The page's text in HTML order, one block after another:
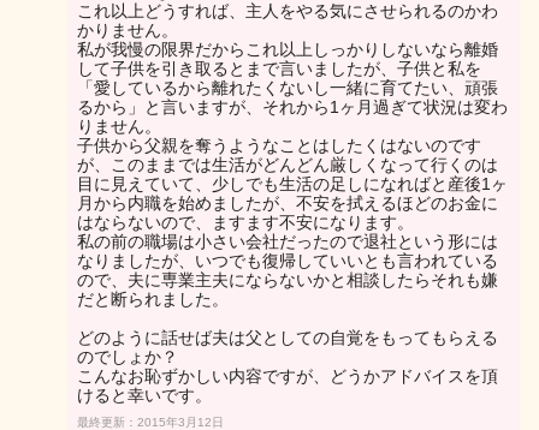
これ以上どうすれば、主人をやる気にさせられるのかわ
かりません。
私が我慢の限界だからこれ以上しっかりしないなら離婚
して子供を引き取るとまで言いましたが、子供と私を
「愛しているから離れたくないし一緒に育てたい、頑張
るから」と言いますが、それから1ヶ月過ぎて状況は変わ
りません。
子供から父親を奪うようなことはしたくはないのです
が、このままでは生活がどんどん厳しくなって行くのは
目に見えていて、少しでも生活の足しになればと産後1ヶ
月から内職を始めましたが、不安を拭えるほどのお金に
はならないので、ますます不安になります。
私の前の職場は小さい会社だったので退社という形には
なりましたが、いつでも復帰していいとも言われている
ので、夫に専業主夫にならないかと相談したらそれも嫌
だと断られました。
どのように話せば夫は父としての自覚をもってもらえる
のでしょか？
こんなお恥ずかしい内容ですが、どうかアドバイスを頂
けると幸いです。
最終更新：2015年3月12日